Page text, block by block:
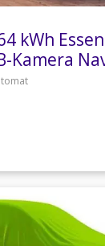
kWh
Kamera